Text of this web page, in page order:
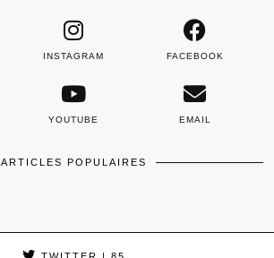
INSTAGRAM FACEBOOK
YOUTUBE EMAIL
ARTICLES POPULAIRES